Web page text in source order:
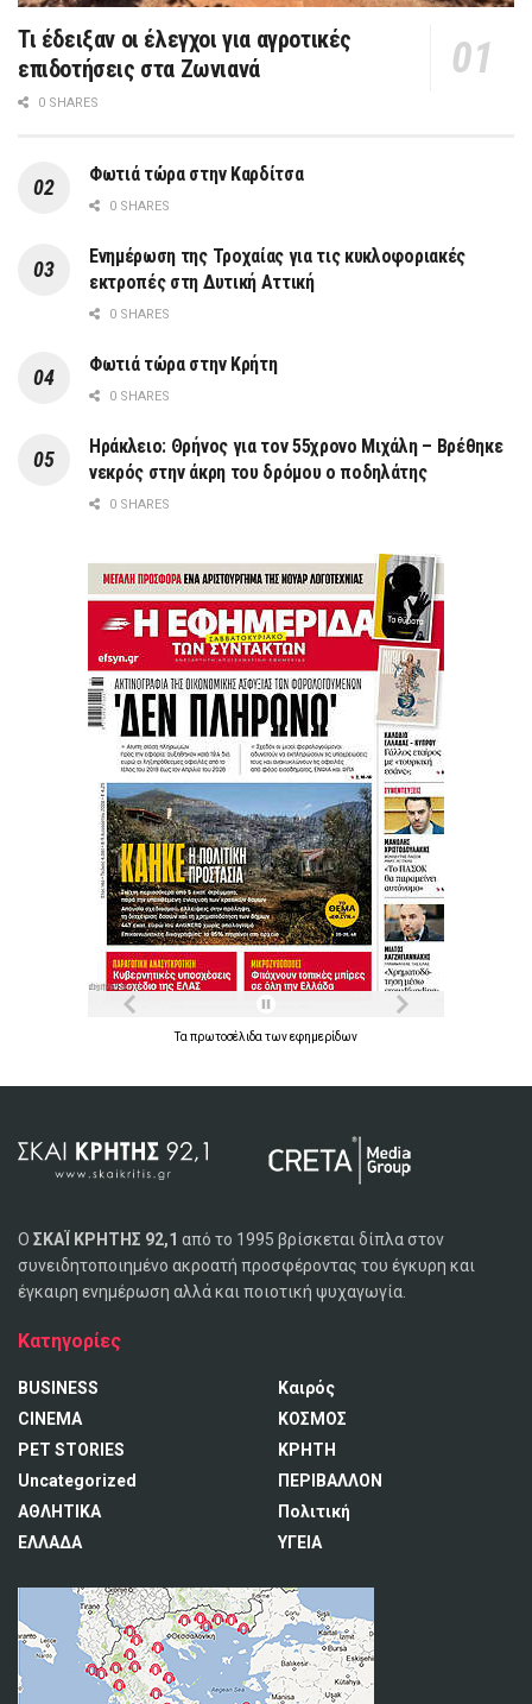
Τι έδειξαν οι έλεγχοι για αγροτικές
επιδοτήσεις στα Ζωνιανά
0 SHARES
Φωτιά τώρα στην Καρδίτσα
0 SHARES
Ενημέρωση της Τροχαίας για τις κυκλοφοριακές
εκτροπές στη Δυτική Αττική
0 SHARES
Φωτιά τώρα στην Κρήτη
0 SHARES
Ηράκλειο: Θρήνος για τον 55χρονο Μιχάλη – Βρέθηκε
νεκρός στην άκρη του δρόμου ο ποδηλάτης
0 SHARES
Ταπρωτοσέλιδατωνεφημερίδων
Ο ΣΚΑΪ ΚΡΗΤΗΣ 92,1 από το 1995 βρίσκεται δίπλα στον
συνειδητοποιημένο ακροατή προσφέροντας του έγκυρη και
έγκαιρη ενημέρωση αλλά και ποιοτική ψυχαγωγία.
Κατηγορίες
BUSINESS
CINEMA
PET STORIES
Uncategorized
ΑΘΛΗΤΙΚΑ
ΕΛΛΑΔΑ
Καιρός
ΚΟΣΜΟΣ
ΚΡΗΤΗ
ΠΕΡΙΒΑΛΛΟΝ
Πολιτική
ΥΓΕΙΑ